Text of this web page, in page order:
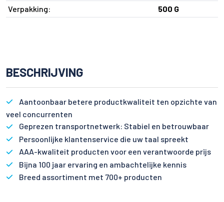
Verpakking:
500 G
BESCHRIJVING
Aantoonbaar betere productkwaliteit ten opzichte van
veel concurrenten
Geprezen transportnetwerk: Stabiel en betrouwbaar
Persoonlijke klantenservice die uw taal spreekt
AAA-kwaliteit producten voor een verantwoorde prijs
Bijna 100 jaar ervaring en ambachtelijke kennis
Breed assortiment met 700+ producten